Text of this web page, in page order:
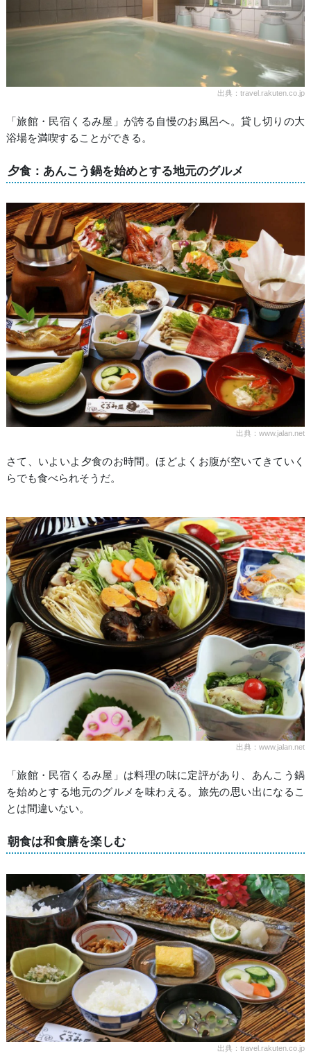
出典：travel.rakuten.co.jp
「旅館・民宿くるみ屋」が誇る自慢のお風呂へ。貸し切りの大
浴場を満喫することができる。
夕食：あんこう鍋を始めとする地元のグルメ
出典：www.jalan.net
さて、いよいよ夕食のお時間。ほどよくお腹が空いてきていく
らでも食べられそうだ。
出典：www.jalan.net
「旅館・民宿くるみ屋」は料理の味に定評があり、あんこう鍋
を始めとする地元のグルメを味わえる。旅先の思い出になるこ
とは間違いない。
朝食は和食膳を楽しむ
出典：travel.rakuten.co.jp